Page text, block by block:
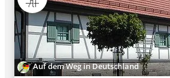
Auf dem Weg in Deutschland